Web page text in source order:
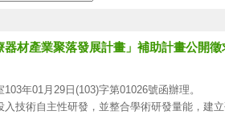
材產業聚落發展計畫」補助計畫公開
年01月29日(103)字第01026號函辦理。
技術自主性研發，並整合學術研發量能，建